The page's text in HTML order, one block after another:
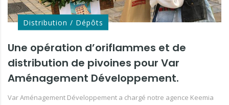
Distribution / Dépôts
Une opération d’oriflammes et de
distribution de pivoines pour Var
Aménagement Développement.
Var Aménagement Développement a chargé notre agence Keemia